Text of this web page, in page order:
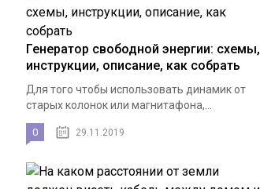
Генератор свободной энергии: схемы,
инструкции, описание, как собрать
Для того чтобы использовать динамик от
старых колонок или магнитафона,...
0 29.11.2019